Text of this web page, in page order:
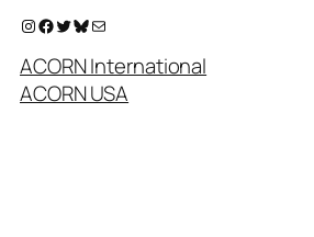
Instagram Facebook Twitter Bluesky
ACORN International
ACORN USA